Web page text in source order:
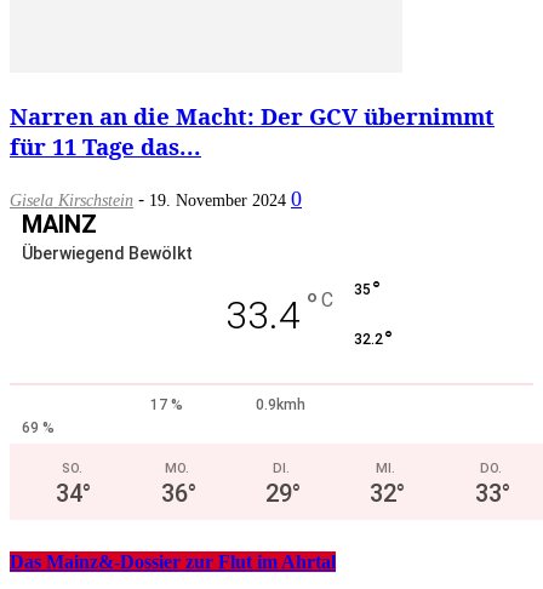
Narren an die Macht: Der GCV übernimmt
für 11 Tage das...
Gisela Kirschstein - 19. November 2024 0
MAINZ
Überwiegend Bewölkt
33.4 ° C 35 °
32.2°
17 %
0.9kmh
69 %
SO.
34°
MO.
36°
DI.
29°
MI.
32°
DO.
33°
Das Mainz&-Dossier zur Flut im Ahrtal